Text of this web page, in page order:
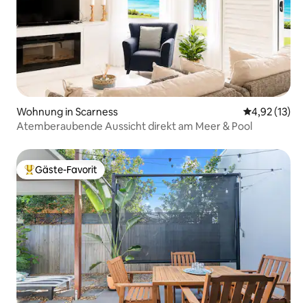
Wohnung in Scarness
4,92 (13)
Atemberaubende Aussicht direkt am Meer & Pool
Beliebter Gäste-Favorit.
Gäste-Favorit